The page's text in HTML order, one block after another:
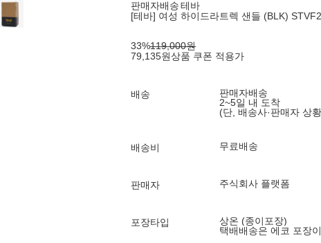
판매자배송테바
[테바] 여성 하이드라트렉 샌들 (BLK)
33%119,000원
79,135원상품 쿠폰 적용가
배송
판매자배송
2~5일 내 도착
(단, 배송사·판매자 상
배송비 무료배송
판매자 주식회사 플랫폼
포장타입
상온 (종이포장)
택배배송은 에코 포장